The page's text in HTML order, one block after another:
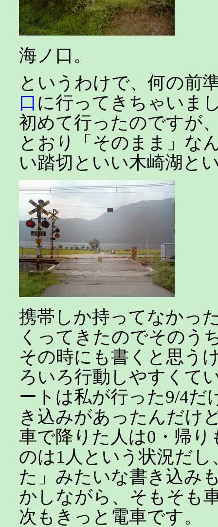
海ノ口。
というわけで、何の前
口 に行ってきちゃいま
初めて行ったのですが
とおり「そのまま」な
い踏切といい木崎湖
携帯しか持ってなかっ
くってきたのでそのう
その時にも書くと思う
ろいろ行動しやすくて
ートは私が行った9/4だ
き込みがあったんだけ
車で降りた人は0・帰り
のは1人という状況だ
た」みたいな書き込み
かしながら、そもそも
次もきっと電車です。